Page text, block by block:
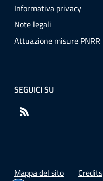
Informativa privacy
Note legali
Attuazione misure PNRR
SEGUICI SU
Mappa del sito Credits